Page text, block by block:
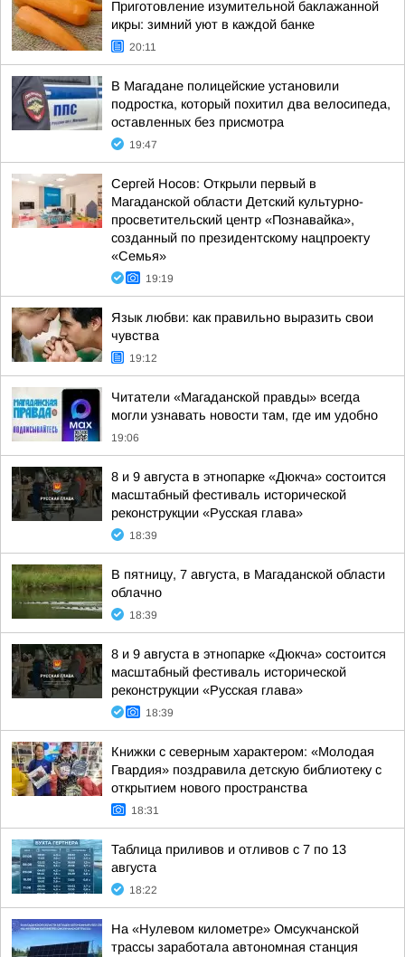
Приготовление изумительной баклажанной
икры: зимний уют в каждой банке
20:11
В Магадане полицейские установили
подростка, который похитил два велосипеда,
оставленных без присмотра
19:47
Сергей Носов: Открыли первый в
Магаданской области Детский культурно-
просветительский центр «Познавайка»,
созданный по президентскому нацпроекту
«Семья»
19:19
Язык любви: как правильно выразить свои
чувства
19:12
Читатели «Магаданской правды» всегда
могли узнавать новости там, где им удобно
19:06
8 и 9 августа в этнопарке «Дюкча» состоится
масштабный фестиваль исторической
реконструкции «Русская глава»
18:39
В пятницу, 7 августа, в Магаданской области
облачно
18:39
8 и 9 августа в этнопарке «Дюкча» состоится
масштабный фестиваль исторической
реконструкции «Русская глава»
18:39
Книжки с северным характером: «Молодая
Гвардия» поздравила детскую библиотеку с
открытием нового пространства
18:31
Таблица приливов и отливов с 7 по 13
августа
18:22
На «Нулевом километре» Омсукчанской
трассы заработала автономная станция